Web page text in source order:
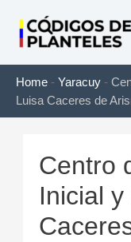
contenido
Home - Yaracuy -
Luisa Caceres de
Centro
Inicial